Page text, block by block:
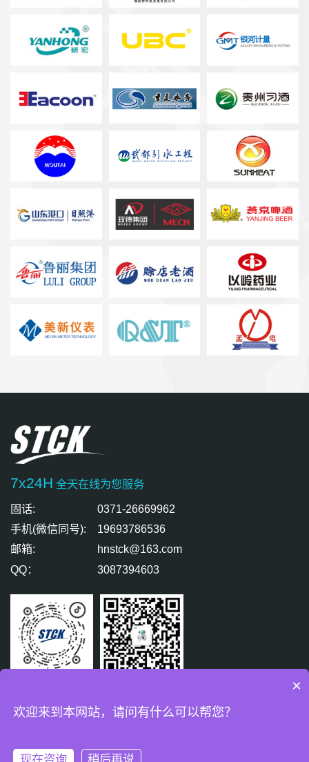
7x24H 全天在线为您服务
固话:
0371-26669962
手机(微信同号):
19693786536
邮箱:
hnstck@163.com
QQ：
3087394603
18007771号-2
×
欢迎来到本网站，请问有什么可以帮您？
现在咨询 稍后再说